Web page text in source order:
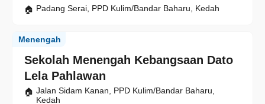
Padang Serai, PPD Kulim/Bandar Baharu, Kedah
Sekolah Menengah Kebangsaan Dato
Lela Pahlawan
Menengah
Jalan Sidam Kanan, PPD Kulim/Bandar Baharu,
Kedah